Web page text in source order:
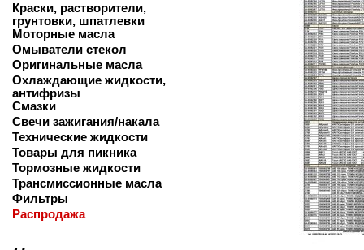
Краски, растворители,
грунтовки, шпатлевки
Моторные масла
Омыватели стекол
Оригинальные масла
Охлаждающие жидкости,
антифризы
Смазки
Свечи зажигания/накала
Технические жидкости
Товары для пикника
Тормозные жидкости
Трансмиссионные масла
Фильтры
Распродажа